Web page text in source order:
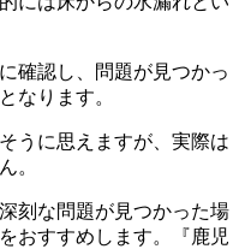
確認し、問題が見つかっ
なります。
うに思えますが、実際は
。
刻な問題が見つかった場
おすすめします。『鹿児